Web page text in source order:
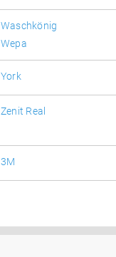
Waschkönig
Wepa
York
Zenit Real
3M